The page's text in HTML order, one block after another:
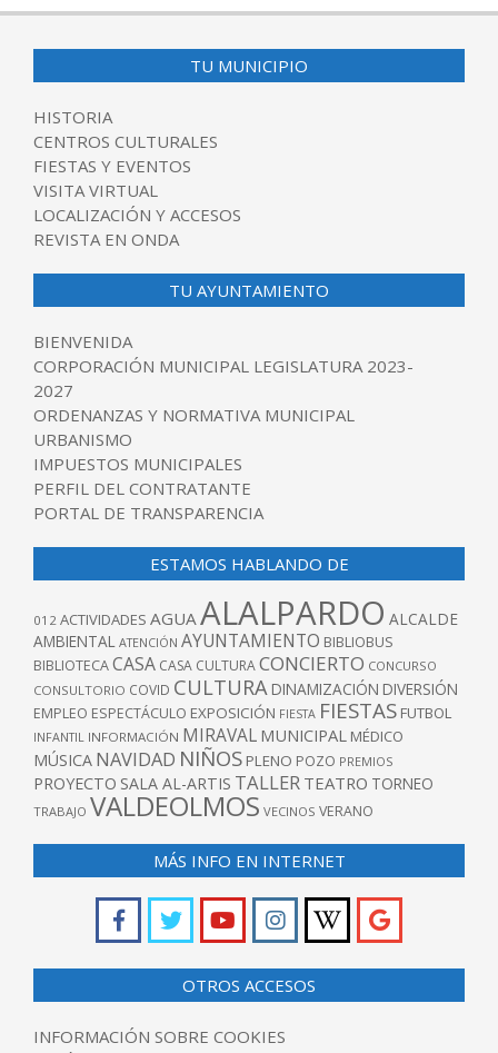
TU MUNICIPIO
HISTORIA
CENTROS CULTURALES
FIESTAS Y EVENTOS
VISITA VIRTUAL
LOCALIZACIÓN Y ACCESOS
REVISTA EN ONDA
TU AYUNTAMIENTO
BIENVENIDA
CORPORACIÓN MUNICIPAL LEGISLATURA 2023-
2027
ORDENANZAS Y NORMATIVA MUNICIPAL
URBANISMO
IMPUESTOS MUNICIPALES
PERFIL DEL CONTRATANTE
PORTAL DE TRANSPARENCIA
ESTAMOS HABLANDO DE
012 ACTIVIDADES AGUAALALPARDO ALCALDE
AMBIENTAL ATENCIÓN AYUNTAMIENTO BIBLIOBUS
BIBLIOTECACASA CASA CULTURACONCIERTO CONCURSO
CONSULTORIO COVID CULTURA DINAMIZACIÓN DIVERSIÓN
EMPLEO ESPECTÁCULO EXPOSICIÓN FIESTA FIESTAS FUTBOL
INFANTIL INFORMACIÓN MIRAVAL MUNICIPAL MÉDICO
MÚSICA NAVIDAD NIÑOS PLENO POZO PREMIOS
PROYECTO SALA AL-ARTIS TALLER TEATRO TORNEO
TRABAJO VALDEOLMOS VECINOS VERANO
MÁS INFO EN INTERNET
OTROS ACCESOS
INFORMACIÓN SOBRE COOKIES